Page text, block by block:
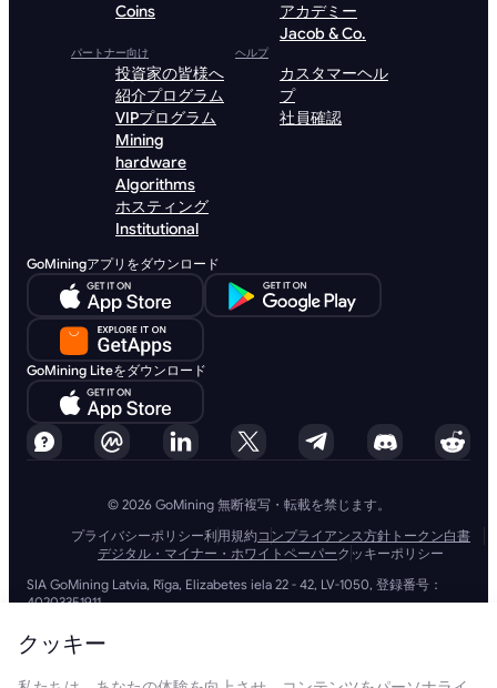
Coins
アカデミー
Jacob & Co.
パートナー向け
投資家の皆様へ
紹介プログラム
VIPプログラム
Mining
hardware
Algorithms
ホスティング
Institutional
ヘルプ
カスタマーヘル
プ
社員確認
GoMiningアプリをダウンロード
GoMining Liteをダウンロード
© 2026 GoMining 無断複写・転載を禁じます。
プライバシーポリシー利用規約 コンプライアンス方針 トークン白書
デジタル・マイナー・ホワイトペーパークッキーポリシー
SIA GoMining Latvia, Rīga, Elizabetes iela 22 - 42, LV-1050, 登録番号：
40203351911
Tortola, British Virgin Islands, BVI会社番号: 2110978
BMINE BVI LIMITED, Trinity Chambers, Road Town, Tortola, British Virgin
クッキー